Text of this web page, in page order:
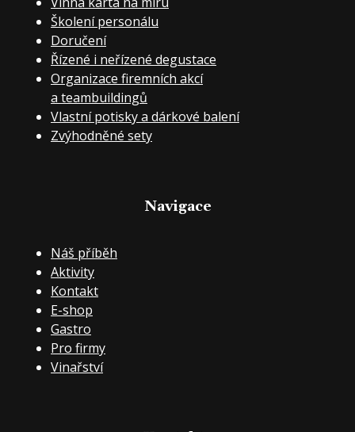
Školení personálu
Doručení
Řízené i neřízené degustace
Organizace firemních akcí
a teambuildingů
Vlastní potisky a dárkové balení
Zvýhodněné sety
Navigace
Náš příběh
Aktivity
Kontakt
E-shop
Gastro
Pro firmy
Vinařství